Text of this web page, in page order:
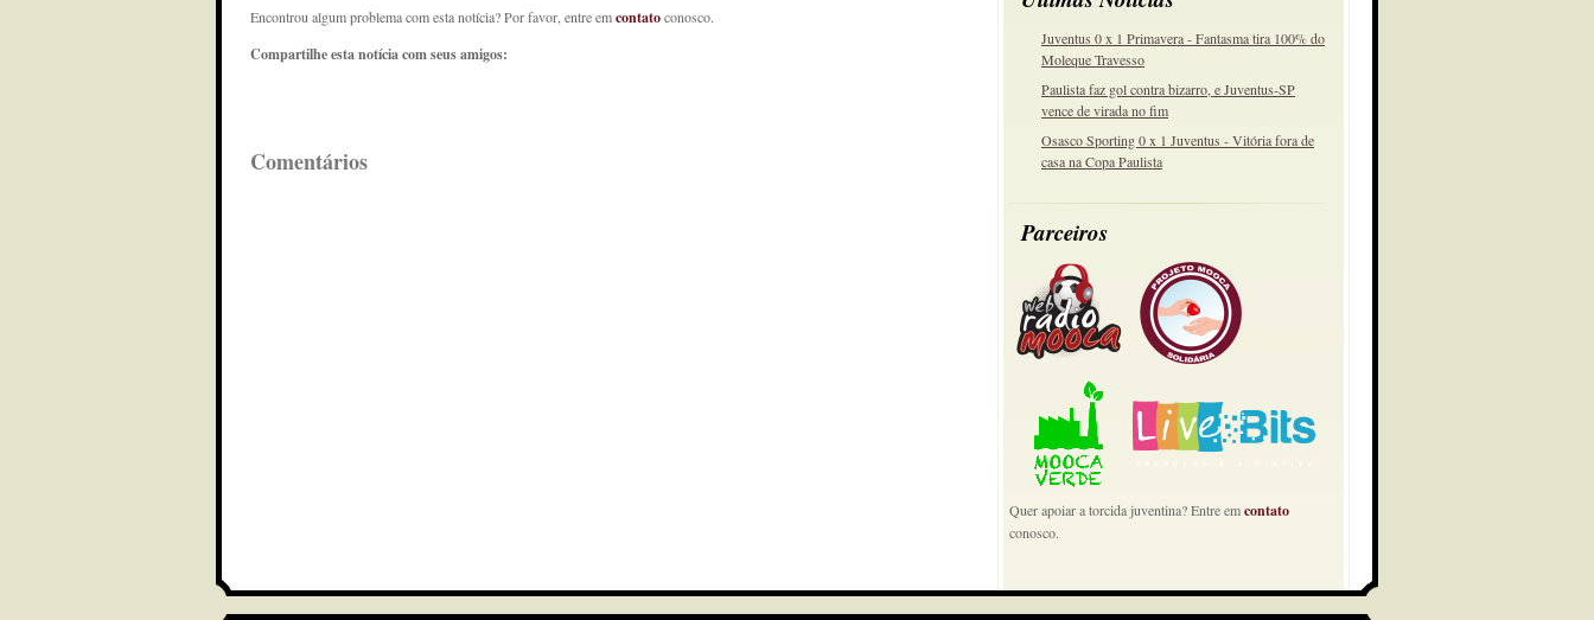
Juventus 0 x 1 Primavera - Fantasma tira 100% do
Moleque Travesso
Paulista faz gol contra bizarro, e Juventus-SP
vence de virada no fim
Osasco Sporting 0 x 1 Juventus - Vitória fora de
casa na Copa Paulista
Parceiros
Quer apoiar a torcida juventina? Entre emcontato
conosco.
Encontrou algum problema com esta notícia? Por favor, entre emcontatoconosco.
Compartilhe esta notícia com seus amigos:
Comentários